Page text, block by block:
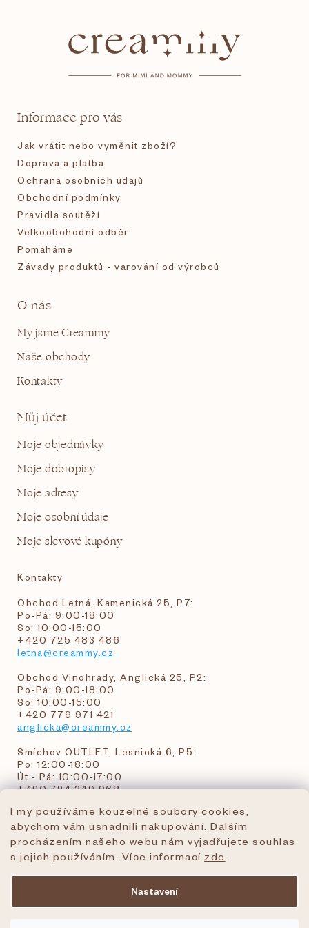
I my používáme kouzelné soubory cookies,
abychom vám usnadnili nakupování. Dalším
procházením našeho webu nám vyjadřujete souhlas
s jejich používáním. Více informací zde
Nastavení
Informace pro vás
Jak vrátit nebo vyměnit zboží?
Doprava a platba
Ochrana osobních údajů
Obchodní podmínky
Pravidla soutěží
Velkoobchodní odběr
Pomáháme
Závady produktů - varování od výrobců
O nás
My jsme Creammy
Naše obchody
Kontakty
Můj účet
Moje objednávky
Moje dobropisy
Moje adresy
Moje osobní údaje
Moje slevové kupóny
Kontakty
Obchod Letná, Kamenická 25, P7:
Po-Pá: 9:00-18:00
So: 10:00-15:00
+420 725 483 486
letna@creammy.cz
Obchod Vinohrady, Anglická 25, P2:
Po-Pá: 9:00-18:00
So: 10:00-15:00
+420 779 971 421
anglicka@creammy.cz
Smíchov OUTLET, Lesnická 6, P5:
Po: 12:00-18:00
Út - Pá: 10:00-17:00
+420 724 349 968
objednavky@creammy.cz
tel:+420 724 349 968